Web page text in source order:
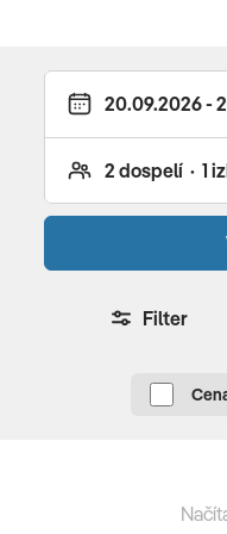
konferenčná
• izbová služba
vonkajší bazén so
slnečníky zdarma •
spa centrum
ŠPORT & ZÁBAVA
Filter